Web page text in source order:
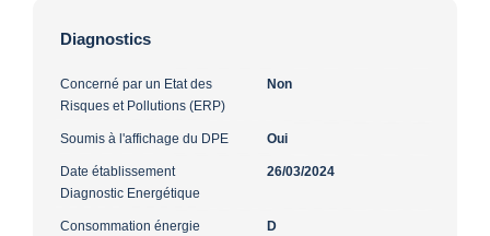
Diagnostics
Concerné par un Etat des
Risques et Pollutions (ERP)
Non
Soumis à l'affichage du DPE Oui
Date établissement
Diagnostic Energétique
26/03/2024
Consommation énergie
D